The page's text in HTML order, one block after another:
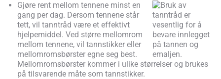
Gjøre rent mellom tennene minst en
gang per dag. Dersom tennene står
tett, vil tanntråd være et effektivt
hjelpemiddel. Ved større mellomrom
mellom tennene, vil tannstik­ker eller
mellomromsbørster egne seg best.
Mellomromsbørster kommer i ulike størrelser og brukes
på tilsvarende måte som tannstikker.